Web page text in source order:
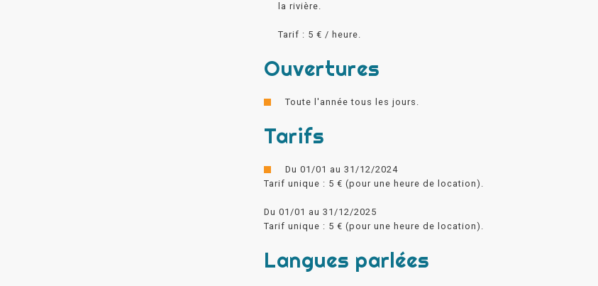
la rivière.
Tarif : 5 € / heure.
Ouvertures
Toute l'année tous les jours.
Tarifs
Du 01/01 au 31/12/2024
Tarif unique : 5 € (pour une heure de location).
Du 01/01 au 31/12/2025
Tarif unique : 5 € (pour une heure de location).
Langues parlées